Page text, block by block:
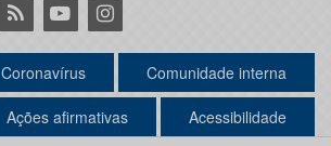
RSS YoutubeInstagram
Coronavírus Comunidade interna
Ações afirmativas Acessibilidade